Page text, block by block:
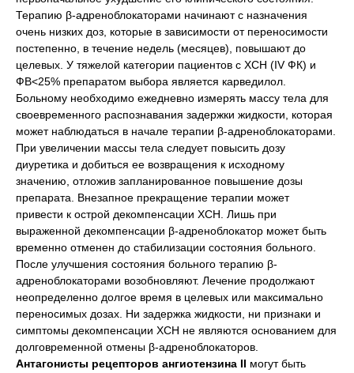
Терапию β-адреноблокаторами начинают с назначения
очень низких доз, которые в зависимости от переносимости
постепенно, в течение недель (месяцев), повышают до
целевых. У тяжелой категории пациентов с ХСН (IV ФК) и
ФВ<25% препаратом выбора является карведилол.
Больному необходимо ежедневно измерять массу тела для
своевременного распознавания задержки жидкости, которая
может наблюдаться в начале терапии β-адреноблокаторами.
При увеличении массы тела следует повысить дозу
диуретика и добиться ее возвращения к исходному
значению, отложив запланированное повышение дозы
препарата. Внезапное прекращение терапии может
привести к острой декомпенсации ХСН. Лишь при
выраженной декомпенсации β-адреноблокатор может быть
временно отменен до стабилизации состояния больного.
После улучшения состояния больного терапию β-
адреноблокаторами возобновляют. Лечение продолжают
неопределенно долгое время в целевых или максимально
переносимых дозах. Ни задержка жидкости, ни признаки и
симптомы декомпенсации ХСН не являются основанием для
долговременной отмены β-адреноблокаторов.
Антагонисты рецепторов ангиотензина ІІ могут быть